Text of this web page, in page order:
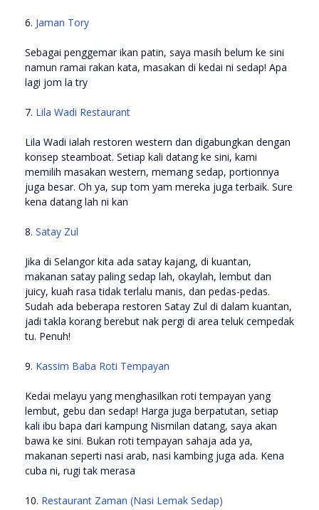
6. Jaman Tory
Sebagai penggemar ikan patin, saya masih belum ke sini
namun ramai rakan kata, masakan di kedai ni sedap! Apa
lagi jom la try
7. Lila Wadi Restaurant
Lila Wadi ialah restoren western dan digabungkan dengan
konsep steamboat. Setiap kali datang ke sini, kami
memilih masakan western, memang sedap, portionnya
juga besar. Oh ya, sup tom yam mereka juga terbaik. Sure
kena datang lah ni kan
8. Satay Zul
Jika di Selangor kita ada satay kajang, di kuantan,
makanan satay paling sedap lah, okaylah, lembut dan
juicy, kuah rasa tidak terlalu manis, dan pedas-pedas.
Sudah ada beberapa restoren Satay Zul di dalam kuantan,
jadi takla korang berebut nak pergi di area teluk cempedak
tu. Penuh!
9. Kassim Baba Roti Tempayan
Kedai melayu yang menghasilkan roti tempayan yang
lembut, gebu dan sedap! Harga juga berpatutan, setiap
kali ibu bapa dari kampung Nismilan datang, saya akan
bawa ke sini. Bukan roti tempayan sahaja ada ya,
makanan seperti nasi arab, nasi kambing juga ada. Kena
cuba ni, rugi tak merasa
10. Restaurant Zaman (Nasi Lemak Sedap)